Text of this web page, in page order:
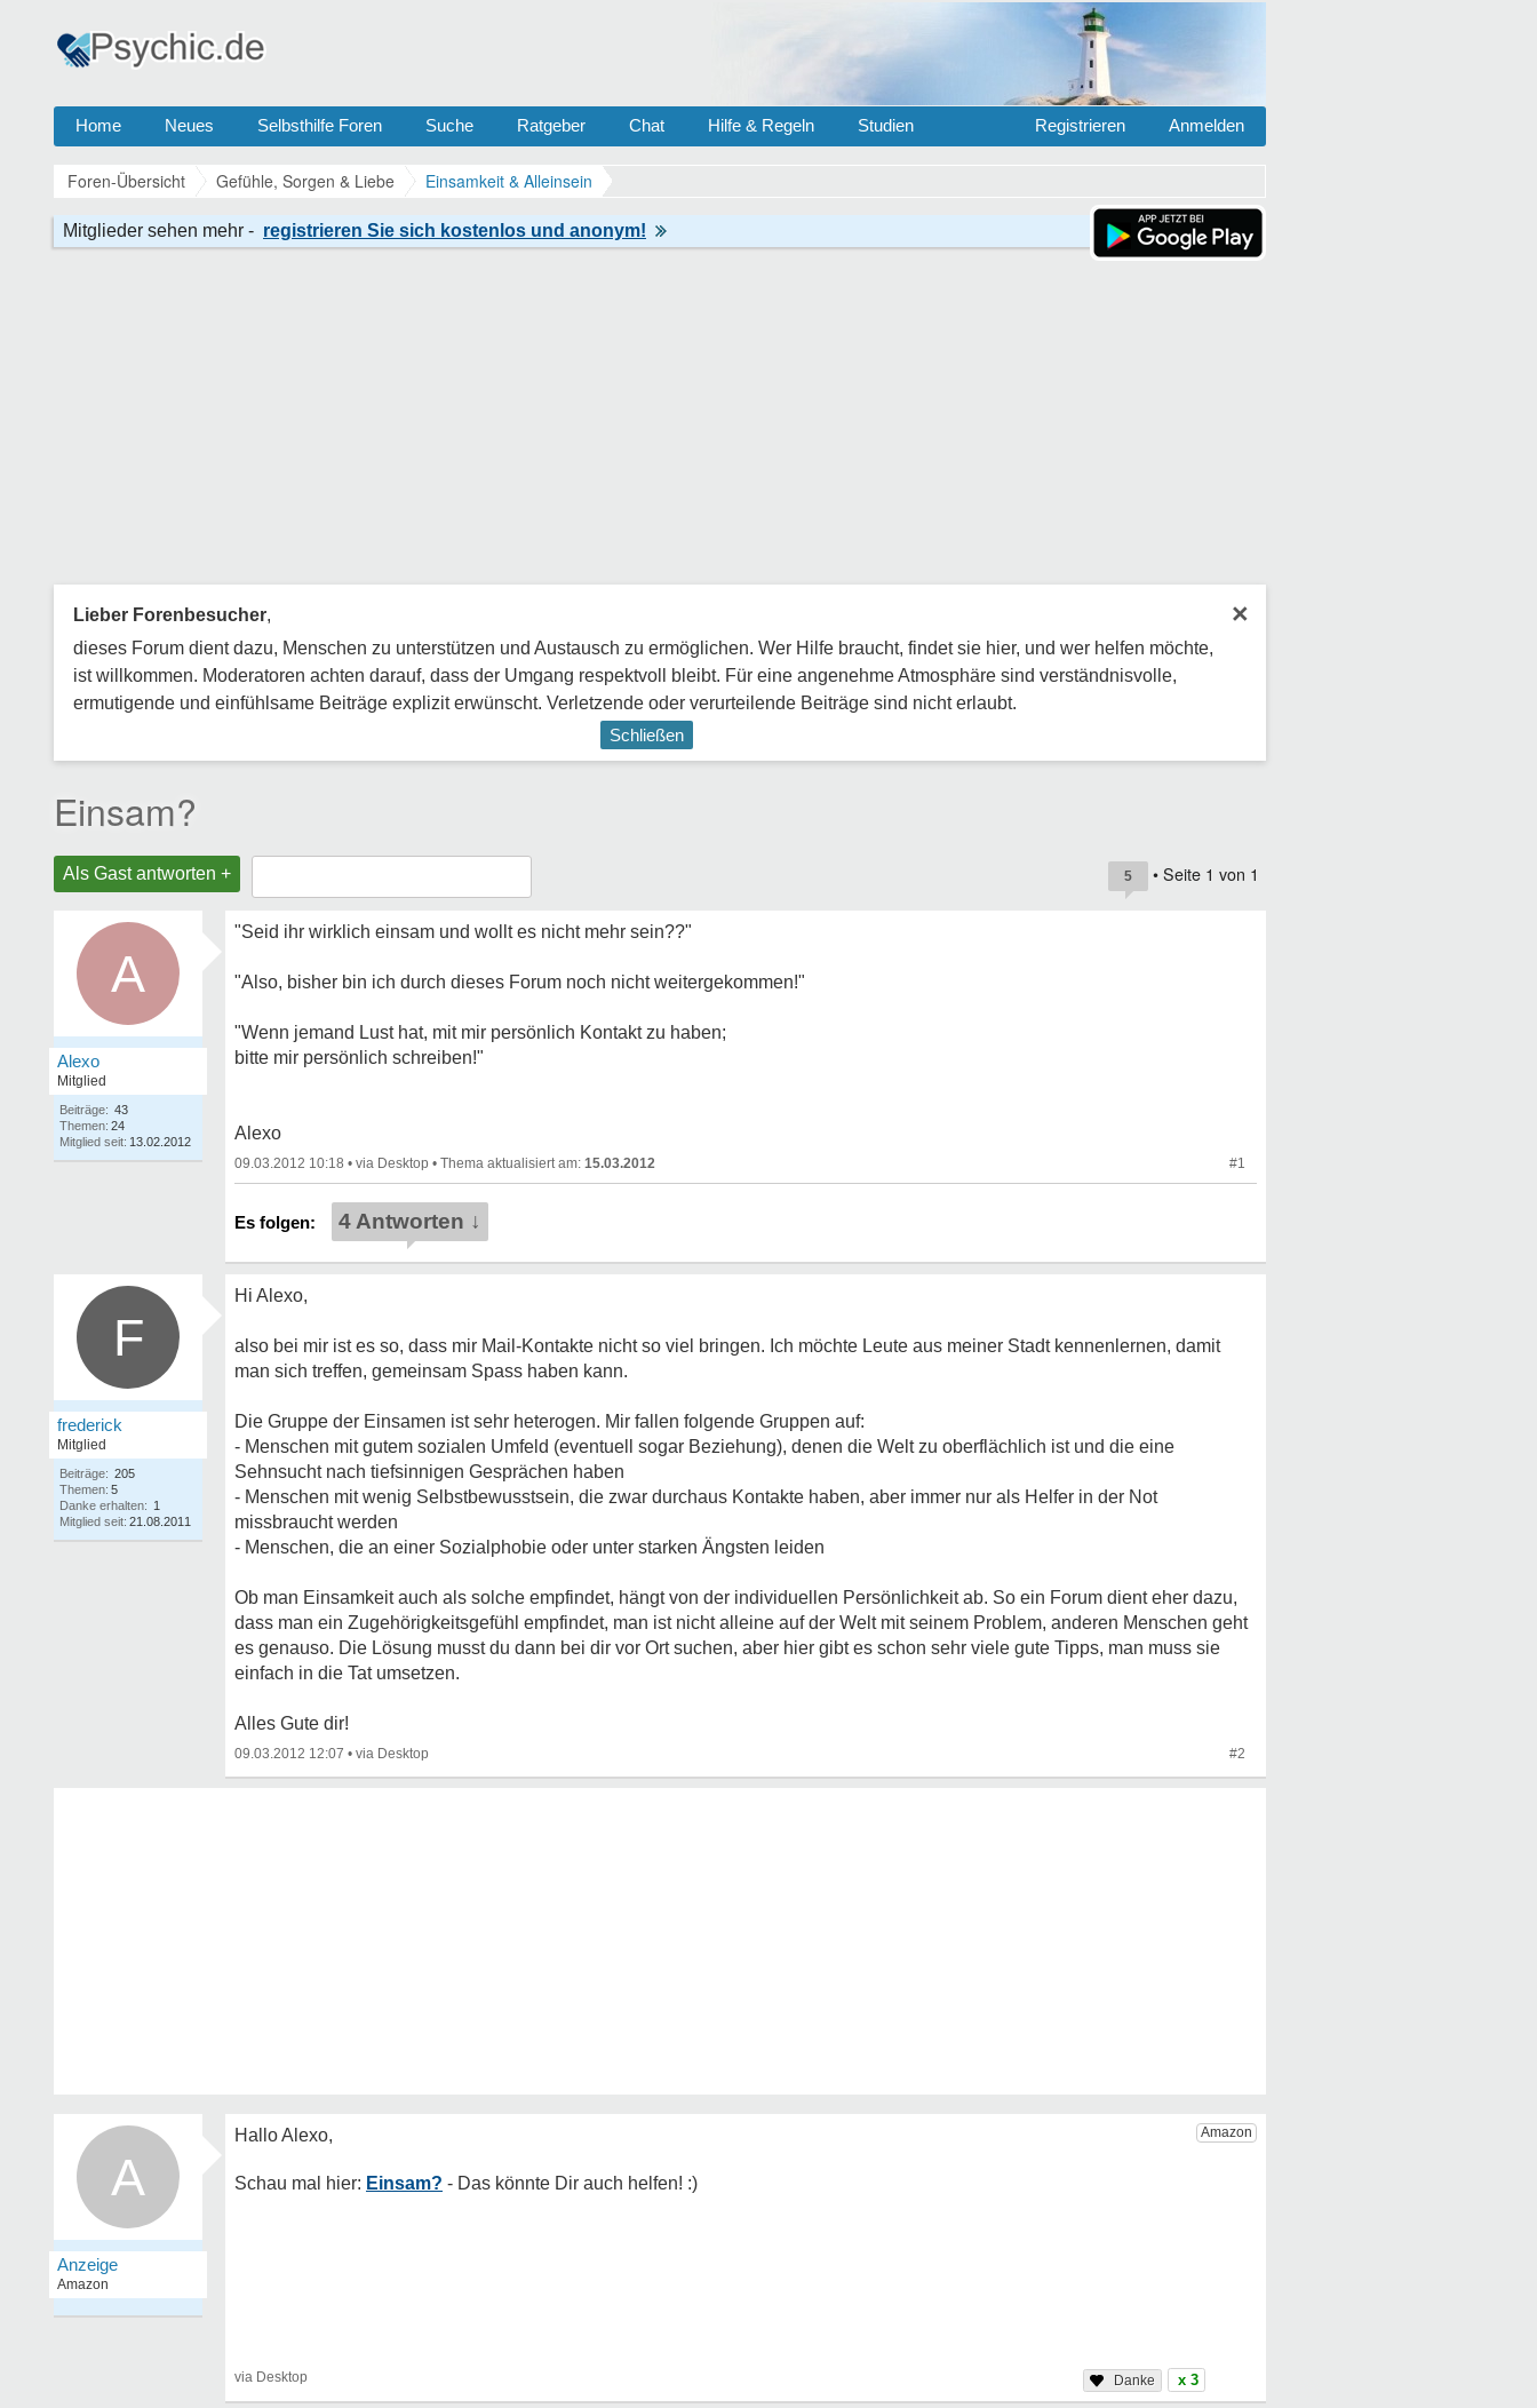
Home Neues Selbsthilfe Foren Suche Ratgeber Chat Hilfe & Regeln Studien Anmelden
Registrieren
Foren-Übersicht Gefühle, Sorgen & Liebe Einsamkeit & Alleinsein
×
Lieber Forenbesucher,
dieses Forum dient dazu, Menschen zu unterstützen und Austausch zu ermöglichen. Wer Hilfe braucht, findet sie hier, und wer helfen möchte,
ist willkommen. Moderatoren achten darauf, dass der Umgang respektvoll bleibt. Für eine angenehme Atmosphäre sind verständnisvolle,
ermutigende und einfühlsame Beiträge explizit erwünscht. Verletzende oder verurteilende Beiträge sind nicht erlaubt.
Schließen
Einsam?
Als Gast antworten + 5 • Seite 1 von 1
A
Alexo
Mitglied
Beiträge: 43
Themen: 24
Mitglied seit: 13.02.2012
"Seid ihr wirklich einsam und wollt es nicht mehr sein??"
"Also, bisher bin ich durch dieses Forum noch nicht weitergekommen!"
"Wenn jemand Lust hat, mit mir persönlich Kontakt zu haben;
bitte mir persönlich schreiben!"
Alexo
09.03.2012 10:18 • • 15.03.2012 #1
4 Antworten ↓
F
frederick
Mitglied
Beiträge: 205
Themen: 5
Danke erhalten: 1
Mitglied seit: 21.08.2011
Hi Alexo,
also bei mir ist es so, dass mir Mail-Kontakte nicht so viel bringen. Ich möchte Leute aus meiner Stadt kennenlernen, damit
man sich treffen, gemeinsam Spass haben kann.
Die Gruppe der Einsamen ist sehr heterogen. Mir fallen folgende Gruppen auf:
- Menschen mit gutem sozialen Umfeld (eventuell sogar Beziehung), denen die Welt zu oberflächlich ist und die eine
Sehnsucht nach tiefsinnigen Gesprächen haben
- Menschen mit wenig Selbstbewusstsein, die zwar durchaus Kontakte haben, aber immer nur als Helfer in der Not
missbraucht werden
- Menschen, die an einer Sozialphobie oder unter starken Ängsten leiden
Ob man Einsamkeit auch als solche empfindet, hängt von der individuellen Persönlichkeit ab. So ein Forum dient eher dazu,
dass man ein Zugehörigkeitsgefühl empfindet, man ist nicht alleine auf der Welt mit seinem Problem, anderen Menschen geht
es genauso. Die Lösung musst du dann bei dir vor Ort suchen, aber hier gibt es schon sehr viele gute Tipps, man muss sie
einfach in die Tat umsetzen.
Alles Gute dir!
09.03.2012 12:07 • #2
A Einsam?
x 3